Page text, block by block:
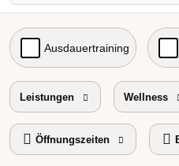
Ausdauertraining
Probetraining
Leistungen Wellness
Öffnungszeiten